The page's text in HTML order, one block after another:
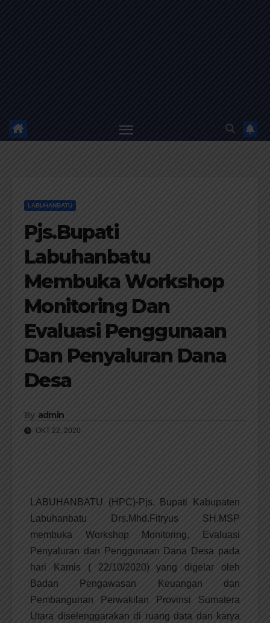
LABUHANBATU
Pjs.Bupati
Labuhanbatu
Membuka Workshop
Monitoring Dan
Evaluasi Penggunaan
Dan Penyaluran Dana
Desa
By admin
OKT 22, 2020
LABUHANBATU (HPC)-Pjs. Bupati Kabupaten
Labuhanbatu Drs.Mhd.Fitryus SH.MSP
membuka Workshop Monitoring, Evaluasi
Penyaluran dan Penggunaan Dana Desa pada
hari Kamis ( 22/10/2020) yang digelar oleh
Badan Pengawasan Keuangan dan
Pembangunan Perwakilan Provinsi Sumatera
Utara diselenggarakan di ruang data dan karya